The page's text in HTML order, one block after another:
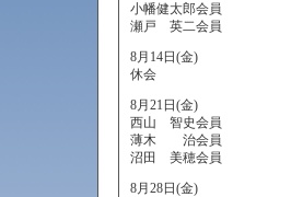
小幡健太郎会員
瀬戸 英二会員
8月14日(金)
休会
8月21日(金)
西山 智史会員
薄木 治会員
沼田 美穂会員
8月28日(金)